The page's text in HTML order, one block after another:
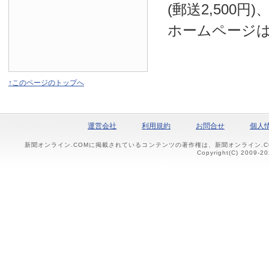
(郵送2,500円)
ホームページ
↑このページのトップへ
運営会社 利用規約 お問合せ 個人
新聞オンライン.COMに掲載されているコンテンツの著作権は、新聞オンライン
Copyright(C) 2009-